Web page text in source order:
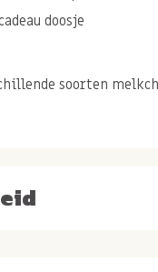
doosje
soorten
met praline.